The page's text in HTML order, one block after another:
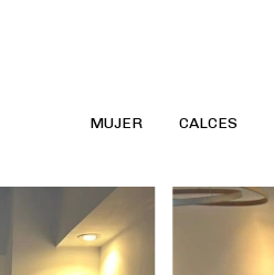
MUJER CALCES